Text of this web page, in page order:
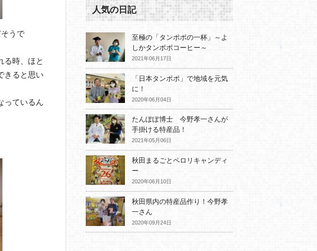
うで
る時、ほと
きると思い
っているん
人気の日記
至極の「タンポポの一杯」～よ
しかタンポポコーヒー～
2021年06月17日
「日本タンポポ」で地域を元気
に！
2020年06月04日
たんぽぽ博士 今野孝一さんが
手掛ける特産品！
2021年05月06日
秋田まるごとペロリキャンディ
ー
2020年06月10日
秋田県内の特産品作り！今野孝
一さん
2020年09月24日